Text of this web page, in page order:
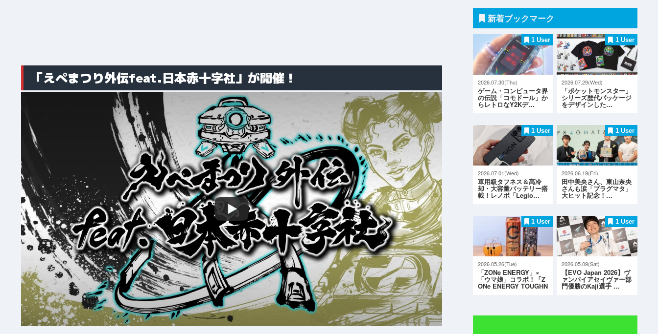
「えぺまつり外伝feat.日本赤十字社」が開催！
新着ブックマーク
1 User
2026.07.30(Thu)
ゲーム・コンピュータ界
の伝説「コモドール」か
らレトロなY2Kデ…
1 User
2026.07.29(Wed)
「ポケットモンスター」
シリーズ歴代パッケージ
をデザインした…
1 User
2026.07.01(Wed)
軍用級タフネス＆高冷
却・大容量バッテリー搭
載！レノボ「Legio…
1 User
2026.06.19(Fri)
田中美央さん、東山奈央
さんも涙「プラグマタ」
大ヒット記念！…
1 User
2026.05.26(Tue)
「ZONe ENERGY」×
「ウマ娘」コラボ！「Z
ONe ENERGY TOUGHN
1 User
2026.05.09(Sat)
【EVO Japan 2026】ヴ
ァンパイアセイヴァー部
門優勝のKaji選手 …